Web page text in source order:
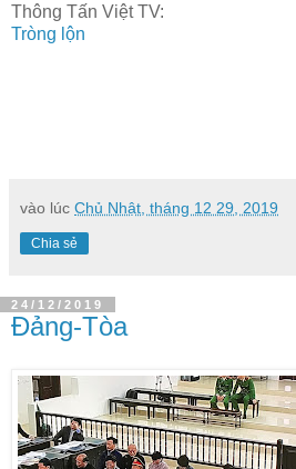
Thông Tấn Việt TV:
Tròng lộn
vào lúc Chủ Nhật, tháng 12 29, 2019
Chia sẻ
24/12/2019
Đảng-Tòa